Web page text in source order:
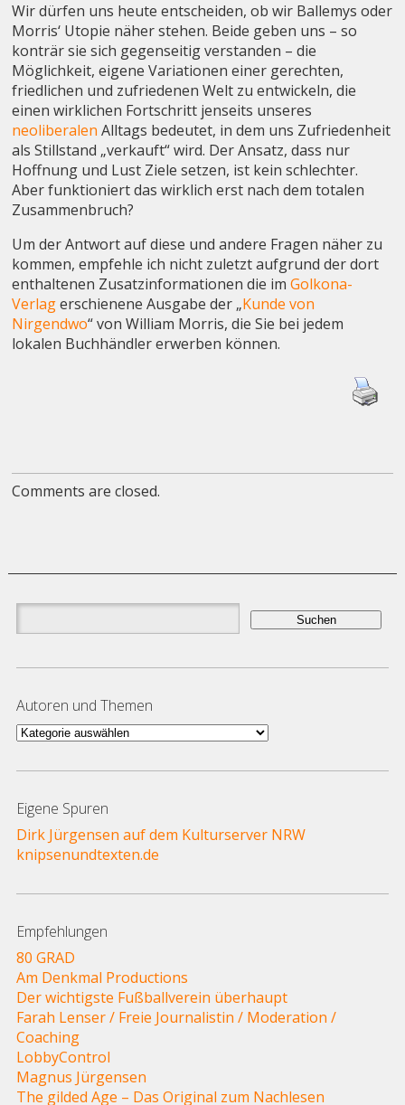
Wir dürfen uns heute entscheiden, ob wir Ballemys oder
Morris‘ Utopie näher stehen. Beide geben uns – so
konträr sie sich gegenseitig verstanden – die
Möglichkeit, eigene Variationen einer gerechten,
friedlichen und zufriedenen Welt zu entwickeln, die
einen wirklichen Fortschritt jenseits unseres
neoliberalenAlltags bedeutet, in dem uns Zufriedenheit
als Stillstand „verkauft“ wird. Der Ansatz, dass nur
Hoffnung und Lust Ziele setzen, ist kein schlechter.
Aber funktioniert das wirklich erst nach dem totalen
Zusammenbruch?
Um der Antwort auf diese und andere Fragen näher zu
kommen, empfehle ich nicht zuletzt aufgrund der dort
enthaltenen Zusatzinformationen die imGolkona-
Verlagerschienene Ausgabe der „Kunde von
Nirgendwo“ von William Morris, die Sie bei jedem
lokalen Buchhändler erwerben können.
Comments are closed.
Suchen
nach:
Autoren und Themen
Autoren
Themen
Eigene Spuren
Dirk Jürgensen auf dem Kulturserver NRW
knipsenundtexten.de
Empfehlungen
80 GRAD
Am Denkmal Productions
Der wichtigste Fußballverein überhaupt
Farah Lenser / Freie Journalistin / Moderation /
Coaching
LobbyControl
Magnus Jürgensen
The gilded Age – Das Original zum Nachlesen